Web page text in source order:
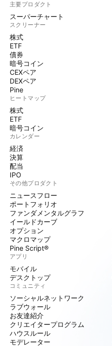
主要プロダクト
スーパーチャート
スクリーナー
株式
ETF
債券
暗号コイン
CEXペア
DEXペア
Pine
ヒートマップ
株式
ETF
暗号コイン
カレンダー
経済
決算
配当
IPO
その他プロダクト
ニュースフロー
ポートフォリオ
ファンダメンタルグラフ
イールドカーブ
オプション
マクロマップ
Pine Script®
アプリ
モバイル
デスクトップ
コミュニティ
ソーシャルネットワーク
ラブウォール
お友達紹介
クリエイタープログラム
ハウスルール
モデレーター